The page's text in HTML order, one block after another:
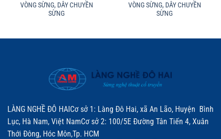
VÒNG SỪNG, DÂY CHUYỀN
SỪNG
VÒNG SỪNG, DÂY CHUYỀN
SỪNG
LÀNG NGHỀ ĐÔ HAICơ sở 1: Làng Đô Hai, xã An Lão, Huyện Bình
Lục, Hà Nam, Việt NamCơ sở 2: 100/5E Đường Tân Tiến 4, Xuân
Thới Đông, Hóc Môn,Tp. HCM